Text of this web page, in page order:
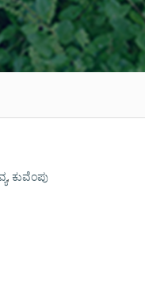
, ಕುವೆಂಪು